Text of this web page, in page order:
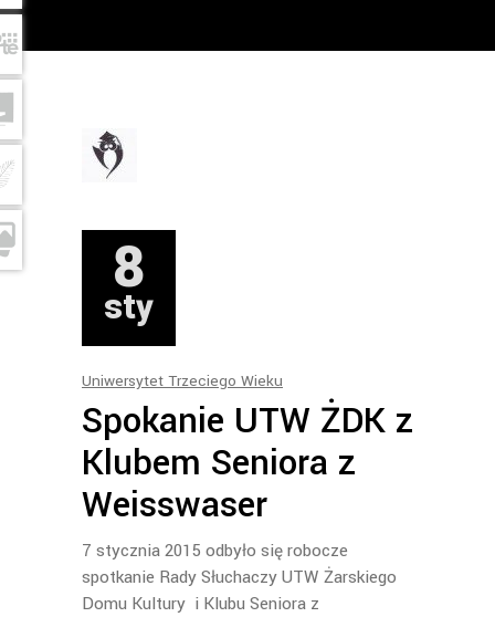
8
sty
Uniwersytet Trzeciego Wieku
Spokanie UTW ŻDK z
Klubem Seniora z
Weisswaser
7 stycznia 2015 odbyło się robocze
spotkanie Rady Słuchaczy UTW Żarskiego
Domu Kultury i Klubu Seniora z